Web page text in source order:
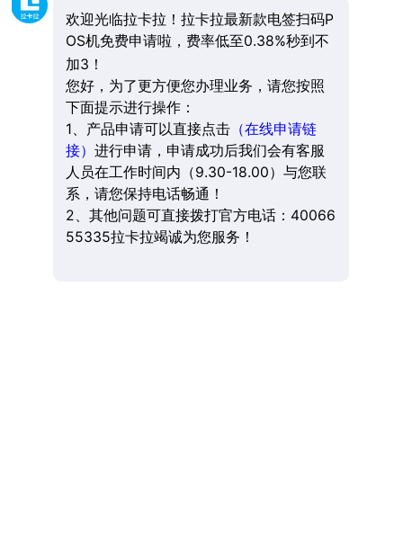
欢迎光临拉卡拉！拉卡拉最新款电签扫码P
OS机免费申请啦，费率低至0.38%秒到不
加3！
您好，为了更方便您办理业务，请您按照
下面提示进行操作：
1、产品申请可以直接点击（在线申请链
接） 进行申请，申请成功后我们会有客服
人员在工作时间内（9.30-18.00）与您联
系，请您保持电话畅通！
2、其他问题可直接拨打官方电话：40066
55335拉卡拉竭诚为您服务！